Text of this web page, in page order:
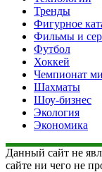
Тренды
Фигурное
Фильмы и
Футбол
Хоккей
Чемпионат
Шахматы
Шоу-бизнес
Экология
Экономика
Данный сайт не
сайте ни чего не